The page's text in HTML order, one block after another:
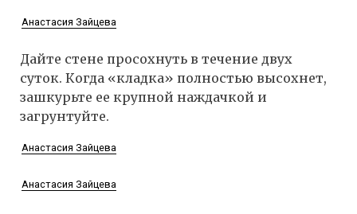
Анастасия Зайцева
Дайте стене просохнуть в течение двух
суток. Когда «кладка» полностью высохнет,
зашкурьте ее крупной наждачкой и
загрунтуйте.
Анастасия Зайцева
Анастасия Зайцева